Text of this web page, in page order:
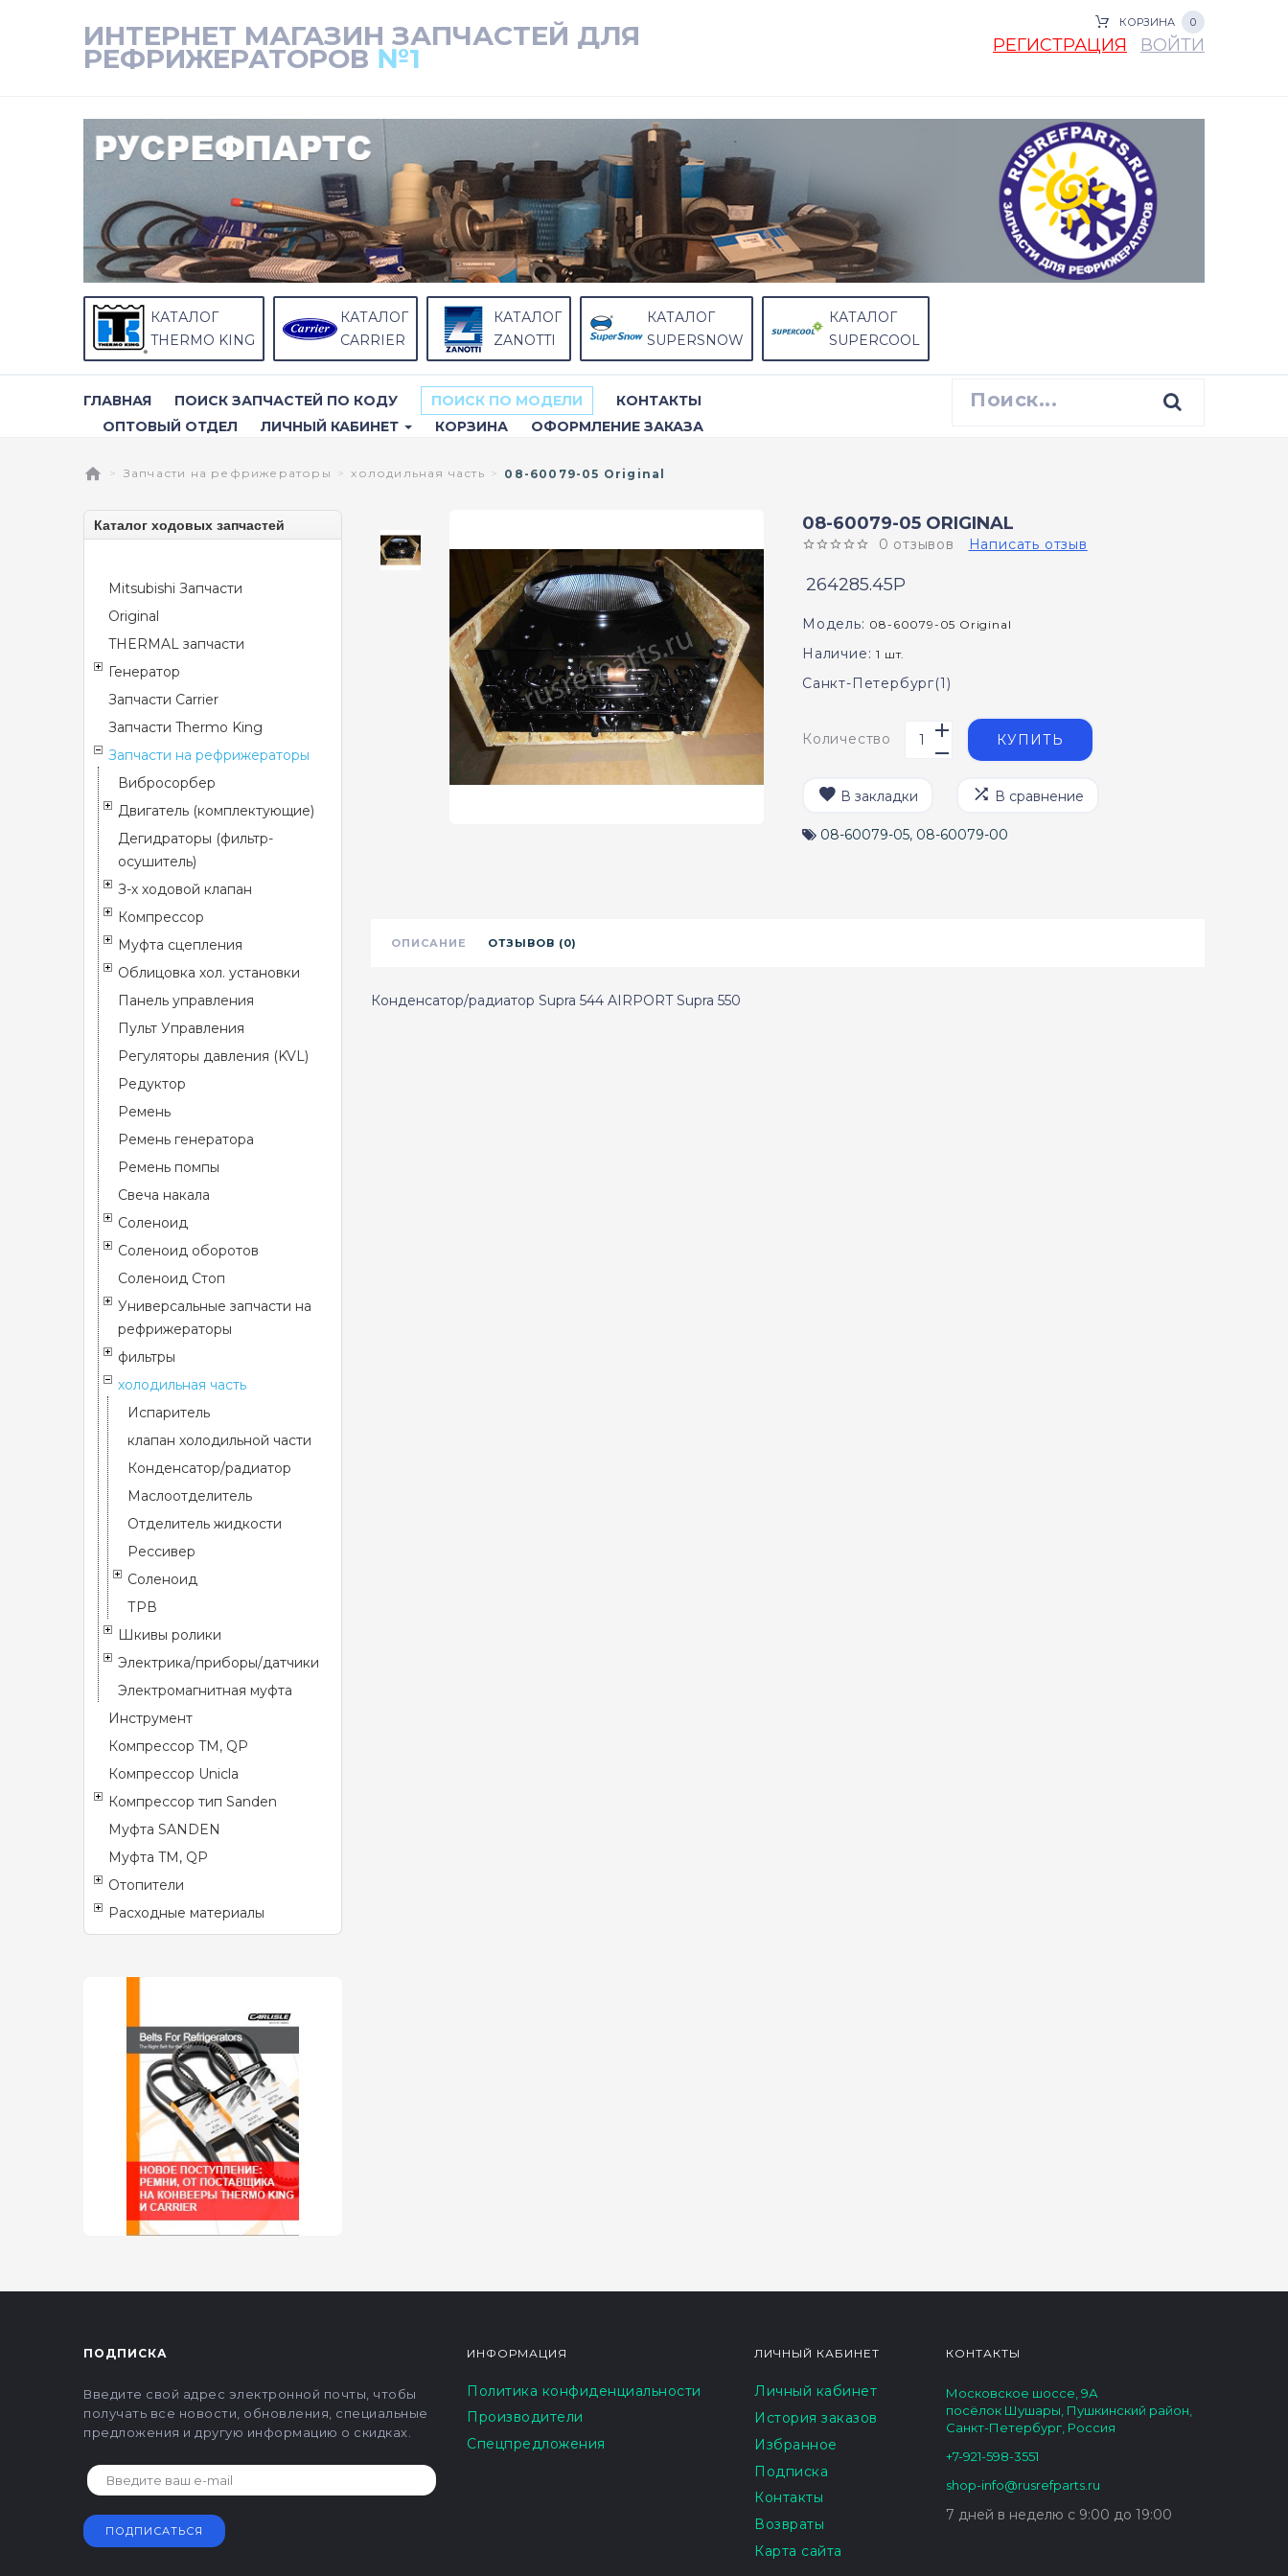
ИНТЕРНЕТ МАГАЗИН ЗАПЧАСТЕЙ ДЛЯ
РЕФРИЖЕРАТОРОВ №1
КОРЗИНА 0
РЕГИСТРАЦИЯ ВОЙТИ
КАТАЛОГ
THERMO KING
КАТАЛОГ
CARRIER
КАТАЛОГ
ZANOTTI
КАТАЛОГ
SUPERSNOW
КАТАЛОГ
SUPERCOOL
ГЛАВНАЯ ПОИСК ЗАПЧАСТЕЙ ПО КОДУ ПОИСК ПО МОДЕЛИ
КОНТАКТЫ
ОПТОВЫЙ ОТДЕЛ
ЛИЧНЫЙ КАБИНЕТ КОРЗИНА ОФОРМЛЕНИЕ ЗАКАЗА
Запчасти на рефрижераторы холодильная часть 08-60079-05 Original
Каталог ходовых запчастей
Mitsubishi Запчасти
Original
THERMAL запчасти
Генератор
Запчасти Carrier
Запчасти Thermo King
Запчасти на рефрижераторы
Вибросорбер
Двигатель (комплектующие)
Дегидраторы (фильтр-
осушитель)
З-х ходовой клапан
Компрессор
Муфта сцепления
Облицовка хол. установки
Панель управления
Пульт Управления
Регуляторы давления (KVL)
Редуктор
Ремень
Ремень генератора
Ремень помпы
Свеча накала
Соленоид
Соленоид оборотов
Соленоид Стоп
Универсальные запчасти на
рефрижераторы
фильтры
холодильная часть
Испаритель
клапан холодильной части
Конденсатор/радиатор
Маслоотделитель
Отделитель жидкости
Рессивер
Соленоид
ТРВ
Шкивы ролики
Электрика/приборы/датчики
Электромагнитная муфта
Инструмент
Компрессор TM, QP
Компрессор Unicla
Компрессор тип Sanden
Муфта SANDEN
Муфта TM, QP
Отопители
Расходные материалы
08-60079-05 ORIGINAL
0 отзывов Написать отзыв
264285.45P
Модель: 08-60079-05 Original
Наличие: 1 шт.
Санкт-Петербург(1)
Количество КУПИТЬ
В закладки В сравнение
08-60079-05, 08-60079-00
ОПИСАНИЕ ОТЗЫВОВ (0)
Конденсатор/радиатор Supra 544 AIRPORT Supra 550
ПОДПИСКА
Введите свой адрес электронной почты, чтобы
получать все новости, обновления, специальные
предложения и другую информацию о скидках.
ПОДПИСАТЬСЯ
ИНФОРМАЦИЯ
Политика конфиденциальности
Производители
Спецпредложения
ЛИЧНЫЙ КАБИНЕТ
Личный кабинет
История заказов
Избранное
Подписка
Контакты
Возвраты
Карта сайта
КОНТАКТЫ
Московское шоссе, 9А
посёлок Шушары, Пушкинский район,
Санкт-Петербург, Россия
+7-921-598-3551
shop-info@rusrefparts.ru
7 дней в неделю с 9:00 до 19:00